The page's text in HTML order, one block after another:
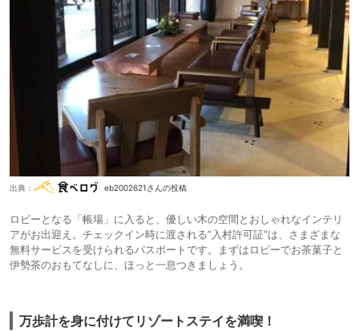
出典： eb2002621さんの投稿
ロビーとなる「帳場」に入ると、優しい木の空間とおしゃれなインテリ
アがお出迎え。チェックイン時に渡される”入村許可証”は、さまざまな
無料サービスを受けられるパスポートです。まずはロビーでお茶菓子と
伊勢茶のおもてなしに、ほっと一息つきましょう。
万歩計を身に付けてリゾートステイを満喫！